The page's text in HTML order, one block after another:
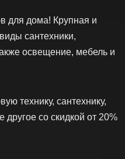
для дома! Крупная и
сантехники,
освещение, мебель и
технику, сантехнику,
со скидкой от 20%